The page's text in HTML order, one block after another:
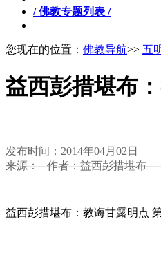
/ 佛教专题列表 /
您现在的位置： 佛教导航>> 五
益西彭措堪布
发布时间：2014年04月02日
来源： 作者：益西彭措堪布
益西彭措堪布：教诲甘露明点